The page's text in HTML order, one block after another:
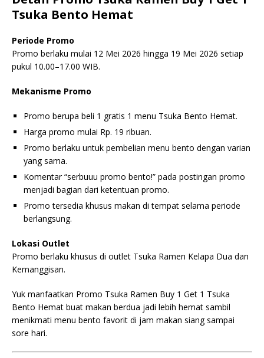
Tsuka Bento Hemat
Periode Promo
Promo berlaku mulai 12 Mei 2026 hingga 19 Mei 2026 setiap
pukul 10.00–17.00 WIB.
Mekanisme Promo
Promo berupa beli 1 gratis 1 menu Tsuka Bento Hemat.
Harga promo mulai Rp. 19 ribuan.
Promo berlaku untuk pembelian menu bento dengan varian
yang sama.
Komentar “serbuuu promo bento!” pada postingan promo
menjadi bagian dari ketentuan promo.
Promo tersedia khusus makan di tempat selama periode
berlangsung.
Lokasi Outlet
Promo berlaku khusus di outlet Tsuka Ramen Kelapa Dua dan
Kemanggisan.
Yuk manfaatkan Promo Tsuka Ramen Buy 1 Get 1 Tsuka
Bento Hemat buat makan berdua jadi lebih hemat sambil
menikmati menu bento favorit di jam makan siang sampai
sore hari.